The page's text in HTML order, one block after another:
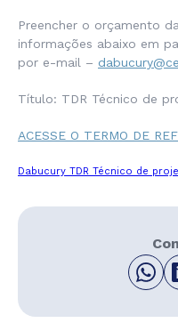
Preencher o orçamento
informações abaixo em
por e-mail –
Título: TDR Técnico de
ACESSE O TERMO DE
Dabucury TDR Técnico de